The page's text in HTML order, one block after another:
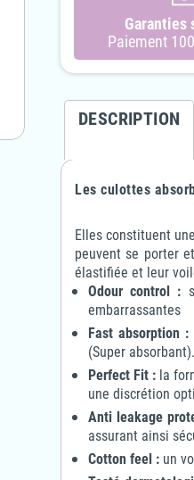
Fermetures éclairs en éponge -
1041 - Adulte Unisexe
90,00 €
-
Garanties
Paiement
DESCRIPTION
Les culottes
Elles constituent
peuvent se porter
élastifiée et leur
Odour control :
embarrassantes
Fast absorption :
(Super
Perfect Fit : la
une discrétion
Anti leakage
assurant ainsi
Cotton feel : un